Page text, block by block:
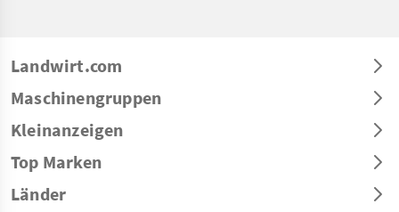
Landwirt.com
Maschinengruppen
Kleinanzeigen
Top Marken
Länder